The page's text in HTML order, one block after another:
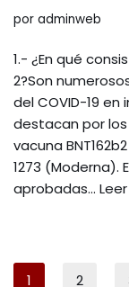
por adminweb
1.- ¿En qué
2?Son
del COVID-19
destacan por
vacuna
1273 (Moderna).
aprobadas…
1 2